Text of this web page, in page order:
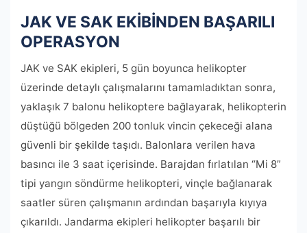
JAK VE SAK EKİBİNDEN BAŞARILI
OPERASYON
JAK ve SAK ekipleri, 5 gün boyunca helikopter
üzerinde detaylı çalışmalarını tamamladıktan sonra,
yaklaşık 7 balonu helikoptere bağlayarak, helikopterin
düştüğü bölgeden 200 tonluk vincin çekeceği alana
güvenli bir şekilde taşıdı. Balonlara verilen hava
basıncı ile 3 saat içerisinde. Barajdan fırlatılan “Mi 8”
tipi yangın söndürme helikopteri, vinçle bağlanarak
saatler süren çalışmanın ardından başarıyla kıyıya
çıkarıldı. Jandarma ekipleri helikopter başarılı bir